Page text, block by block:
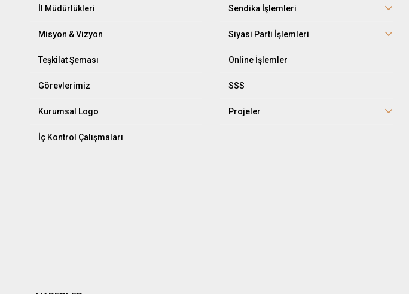
İl Müdürlükleri
Misyon & Vizyon
Teşkilat Şeması
Görevlerimiz
Kurumsal Logo
İç Kontrol Çalışmaları
Sendika İşlemleri
Siyasi Parti İşlemleri
Online İşlemler
SSS
Projeler